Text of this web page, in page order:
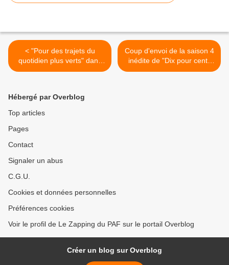
< "Pour des trajets du
quotidien plus verts" dans
"On a la solution !" ce soir
Coup d'envoi de la saison 4
inédite de "Dix pour cent"
ce soir sur France 2 >
Hébergé par Overblog
Top articles
Pages
Contact
Signaler un abus
C.G.U.
Cookies et données personnelles
Préférences cookies
Voir le profil de Le Zapping du PAF sur le portail Overblog
Créer un blog sur Overblog